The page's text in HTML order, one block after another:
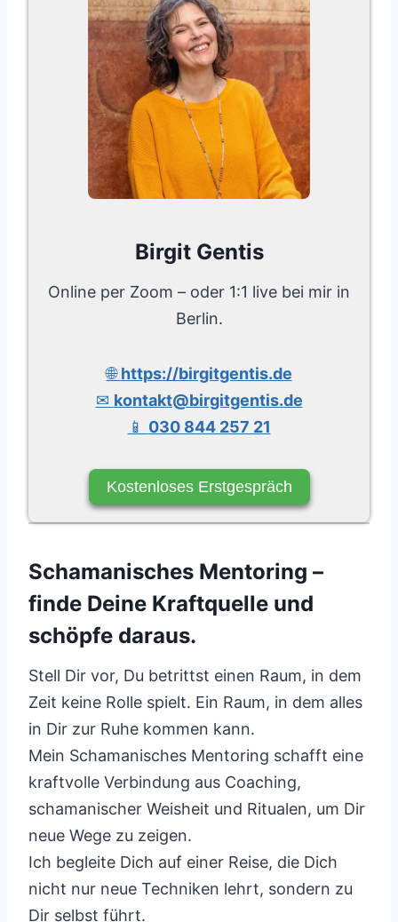
Birgit Gentis
Online per Zoom – oder 1:1 live bei mir in
Berlin.
🌐https://birgitgentis.de
✉ kontakt@birgitgentis.de
📱 030 844 257 21
Kostenloses Erstgespräch
Schamanisches Mentoring –
finde Deine Kraftquelle und
schöpfe daraus.
Stell Dir vor, Du betrittst einen Raum, in dem
Zeit keine Rolle spielt. Ein Raum, in dem alles
in Dir zur Ruhe kommen kann.
Mein Schamanisches Mentoring schafft eine
kraftvolle Verbindung aus Coaching,
schamanischer Weisheit und Ritualen, um Dir
neue Wege zu zeigen.
Ich begleite Dich auf einer Reise, die Dich
nicht nur neue Techniken lehrt, sondern zu
Dir selbst führt.